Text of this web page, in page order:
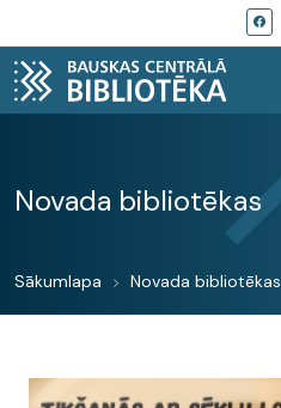
Novada bibliotēkas
Sākumlapa Novada bibliotēkas